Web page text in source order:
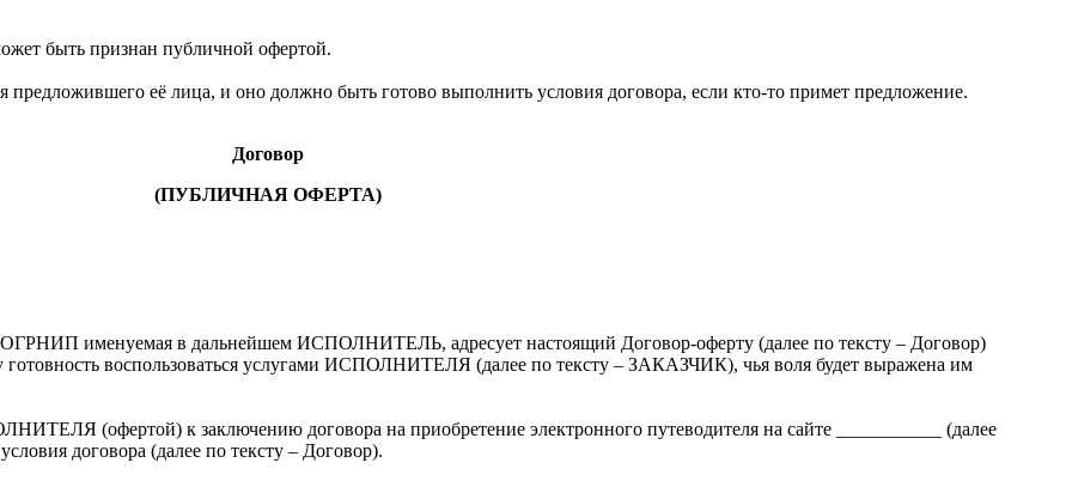
быть признан публичной офертой.
предложившего её лица, и оно должно быть готово выполнить условия договора, если кто-то примет предложение.
Договор
(ПУБЛИЧНАЯ ОФЕРТА)
именуемая в дальнейшем ИСПОЛНИТЕЛЬ, адресует настоящий Договор-оферту (далее по тексту – Договор)
воспользоваться услугами ИСПОЛНИТЕЛЯ (далее по тексту – ЗАКАЗЧИК), чья воля будет выражена им
(офертой) к заключению договора на приобретение электронного путеводителя на сайте ___________ (далее
договора (далее по тексту – Договор).